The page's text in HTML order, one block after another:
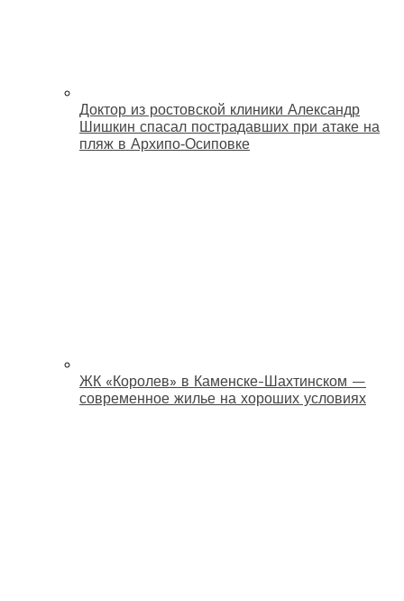
Доктор из ростовской клиники Александр
Шишкин спасал пострадавших при атаке на
пляж в Архипо‑Осиповке
ЖК «Королев» в Каменске-Шахтинском —
современное жилье на хороших условиях